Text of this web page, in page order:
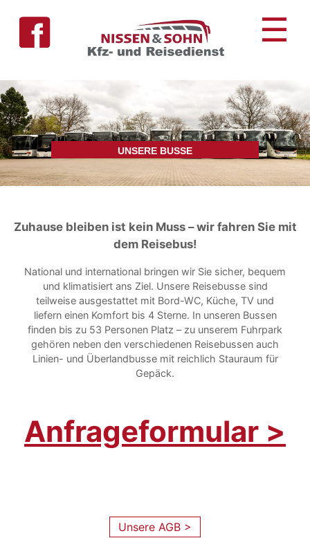
☰
UNSERE BUSSE
Zuhause bleiben ist kein Muss – wir fahren Sie mit
dem Reisebus!
National und international bringen wir Sie sicher, bequem
und klimatisiert ans Ziel. Unsere Reisebusse sind
teilweise ausgestattet mit Bord-WC, Küche, TV und
liefern einen Komfort bis 4 Sterne. In unseren Bussen
finden bis zu 53 Personen Platz – zu unserem Fuhrpark
gehören neben den verschiedenen Reisebussen auch
Linien- und Überlandbusse mit reichlich Stauraum für
Gepäck.
Anfrageformular >
Unsere AGB >